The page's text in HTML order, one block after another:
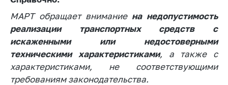
Обратиться в МАРТ
Личный прием
граждан и юр. лиц
Прямaя телефоннaя
линия
Горячая линия
МАРТ обращает внимание на недопустимость
реализации транспортных средств с
искаженными или недостоверными
техническими характеристиками, а также с
характеристиками, не соответствующими
требованиям законодательства.